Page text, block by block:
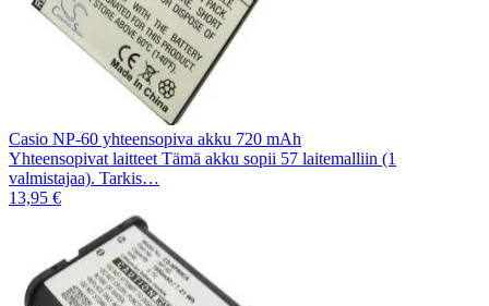
Casio NP-60 yhteensopiva akku 720 mAh
Yhteensopivat laitteet Tämä akku sopii 57 laitemalliin (1
valmistajaa). Tarkis…
13,95 €